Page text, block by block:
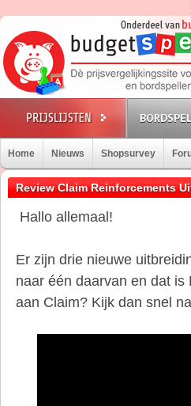
Home Nieuws Shopsurvey
Review Claim Reinforcements
Hallo allemaal!
Er zijn drie nieuwe
naar één daarvan en dat
aan Claim? Kijk dan snel